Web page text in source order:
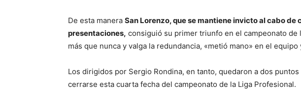
De esta manera San Lorenzo, que se mantiene invicto al cabo de
presentaciones, consiguió su primer triunfo en el campeonato de
más que nunca y valga la redundancia, «metió mano» en el
Los dirigidos por Sergio Rondina, en tanto, quedaron a dos
cerrarse esta cuarta fecha del campeonato de la Liga Profesional.